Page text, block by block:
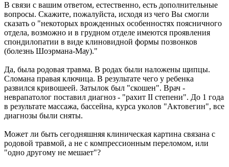
В связи с вашим ответом, естественно, есть дополнительные
вопросы. Скажите, пожалуйста, исходя из чего Вы смогли
сказать о "некоторых врожденных особенностях поясничного
отдела, возможно и в грудном отделе имеются проявления
спондилопатии в виде клиновидной формы позвонков
(болезнь Шоэрмана-Мау)."
Да, была родовая травма. В родах были наложены щипцы.
Сломана правая ключица. В результате чего у ребенка
развился кривошеей. Затылок был "скошен". Врач -
неврапатолог поставил диагноз - "рахит II степени". До 1 года
в результате массажа, бассейна, курса уколов "Актовегин", все
диагнозы были сняты.
Может ли быть сегодняшняя клиническая картина связана с
родовой травмой, а не с компрессионным переломом, или
"одно другому не мешает"?